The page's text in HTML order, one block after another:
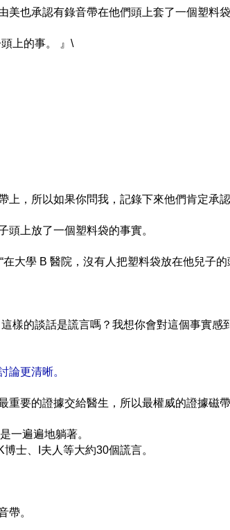
美也承認有錄音帶在他們頭上套了一個塑料
上的事。 』\
上，所以如果你問我，記錄下來他們肯定承
頭上放了一個塑料袋的事實。
大學 B 醫院，沒有人把塑料袋放在他兒子
樣的談話是謊言嗎？我想你會對這個事實感
論更清晰。
重要的證據交給醫生，所以最權威的證據磁
一遍遍地躺著。
士、I夫人等大約30個謊言。
帶。